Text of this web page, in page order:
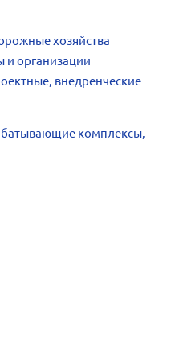
хозяйства
и организации
внедренческие
комплексы,